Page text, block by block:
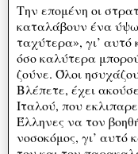
Την επομένη οι
καταλάβουν ένα
ταχύτερα», γι’
όσο καλύτερα
ζούνε. Όλοι
Βλέπετε, έχει
Ιταλού, που
Έλληνες να τον
νοσοκόμος, γι’ αυτό